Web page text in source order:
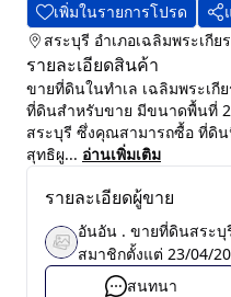
เพิ่มในรายการโปรด
สระบุรี อำเภอเฉลิมพระเกีย
รายละเอียดสินค้า
ขายที่ดินในทำเล เฉลิมพระเกี
ที่ดินสำหรับขาย มีขนาดพื้นที่
สระบุรี ซึ่งคุณสามารถซื้อ ที่ดิน
สุทธิผู... อ่านเพิ่มเติม
รายละเอียดผู้ขาย
อันอัน . ขายที่ดินสระบุ
สมาชิกตั้งแต่ 23/04/
สนทนา